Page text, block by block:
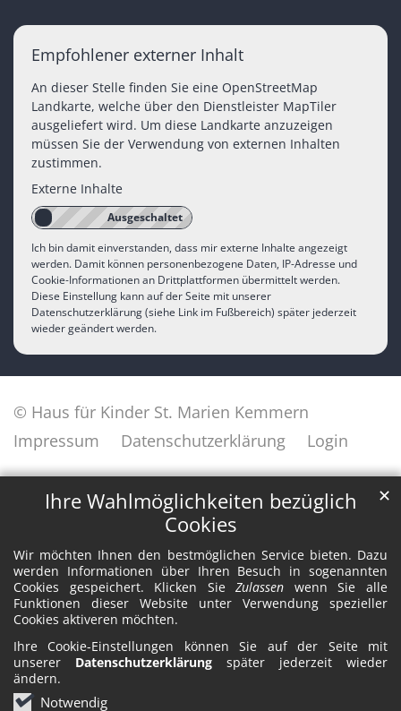
Ihre Wahlmöglichkeiten bezüglich
Cookies
Wir möchten Ihnen den bestmöglichen Service bieten. Dazu
werden Informationen über Ihren Besuch in sogenannten
Cookies gespeichert. Klicken SieZulassen wenn Sie alle
Funktionen dieser Website unter Verwendung spezieller
Cookies aktiveren möchten.
Ihre Cookie-Einstellungen können Sie auf der Seite mit
unserer Datenschutzerklärung später jederzeit wieder
ändern.
Notwendig
✕
Empfohlener externer Inhalt
An dieser Stelle finden Sie eine OpenStreetMap
Landkarte, welche über den Dienstleister MapTiler
ausgeliefert wird. Um diese Landkarte anzuzeigen
müssen Sie der Verwendung von externen Inhalten
zustimmen.
Externe Inhalte
Ich bin damit einverstanden, dass mir externe Inhalte angezeigt
werden. Damit können personenbezogene Daten, IP-Adresse und
Cookie-Informationen an Drittplattformen übermittelt werden.
Diese Einstellung kann auf der Seite mit unserer
Datenschutzerklärung (siehe Link im Fußbereich) später jederzeit
wieder geändert werden.
© Haus für Kinder St. Marien Kemmern
Impressum
Datenschutzerklärung Login